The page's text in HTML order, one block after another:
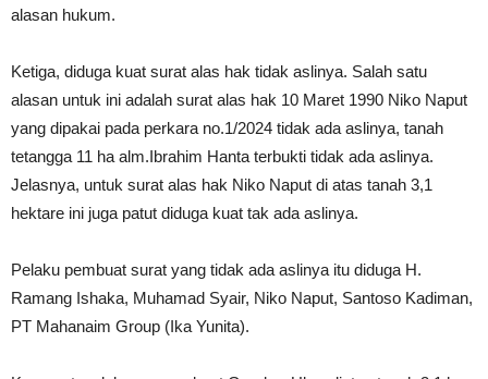
alasan hukum.
Ketiga, diduga kuat surat alas hak tidak aslinya. Salah satu
alasan untuk ini adalah surat alas hak 10 Maret 1990 Niko Naput
yang dipakai pada perkara no.1/2024 tidak ada aslinya, tanah
tetangga 11 ha alm.Ibrahim Hanta terbukti tidak ada aslinya.
Jelasnya, untuk surat alas hak Niko Naput di atas tanah 3,1
hektare ini juga patut diduga kuat tak ada aslinya.
Pelaku pembuat surat yang tidak ada aslinya itu diduga H.
Ramang Ishaka, Muhamad Syair, Niko Naput, Santoso Kadiman,
PT Mahanaim Group (Ika Yunita).